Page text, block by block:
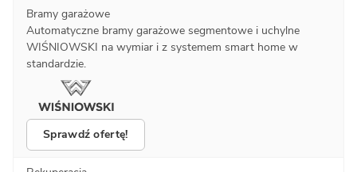
Bramy garażowe
Automatyczne bramy garażowe segmentowe i uchylne
WIŚNIOWSKI na wymiar i z systemem smart home w
standardzie.
Sprawdź ofertę!